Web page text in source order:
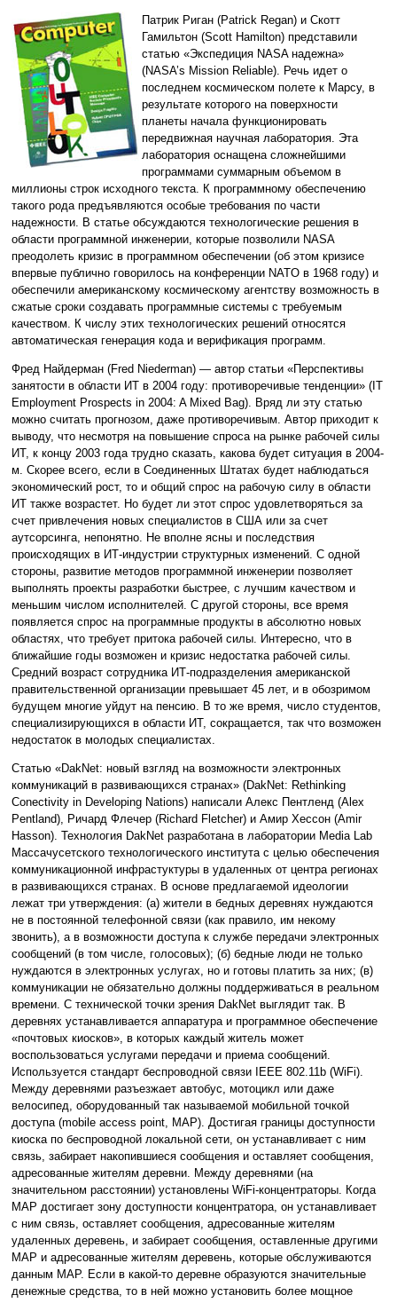
Патрик Риган (Patrick Regan) и Скотт
Гамильтон (Scott Hamilton) представили
статью «Экспедиция NASA надежна»
(NASA’s Mission Reliable). Речь идет о
последнем космическом полете к Марсу, в
результате которого на поверхности
планеты начала функционировать
передвижная научная лаборатория. Эта
лаборатория оснащена сложнейшими
программами суммарным объемом в
миллионы строк исходного текста. К программному обеспечению
такого рода предъявляются особые требования по части
надежности. В статье обсуждаются технологические решения в
области программной инженерии, которые позволили NASA
преодолеть кризис в программном обеспечении (об этом кризисе
впервые публично говорилось на конференции NATO в 1968 году) и
обеспечили американскому космическому агентству возможность в
сжатые сроки создавать программные системы с требуемым
качеством. К числу этих технологических решений относятся
автоматическая генерация кода и верификация программ.
Фред Найдерман (Fred Niederman) — автор статьи «Перспективы
занятости в области ИТ в 2004 году: противоречивые тенденции» (IT
Employment Prospects in 2004: A Mixed Bag). Вряд ли эту статью
можно считать прогнозом, даже противоречивым. Автор приходит к
выводу, что несмотря на повышение спроса на рынке рабочей силы
ИТ, к концу 2003 года трудно сказать, какова будет ситуация в 2004-
м. Скорее всего, если в Соединенных Штатах будет наблюдаться
экономический рост, то и общий спрос на рабочую силу в области
ИТ также возрастет. Но будет ли этот спрос удовлетворяться за
счет привлечения новых специалистов в США или за счет
аутсорсинга, непонятно. Не вполне ясны и последствия
происходящих в ИТ-индустрии структурных изменений. С одной
стороны, развитие методов программной инженерии позволяет
выполнять проекты разработки быстрее, с лучшим качеством и
меньшим числом исполнителей. С другой стороны, все время
появляется спрос на программные продукты в абсолютно новых
областях, что требует притока рабочей силы. Интересно, что в
ближайшие годы возможен и кризис недостатка рабочей силы.
Средний возраст сотрудника ИТ-подразделения американской
правительственной организации превышает 45 лет, и в обозримом
будущем многие уйдут на пенсию. В то же время, число студентов,
специализирующихся в области ИТ, сокращается, так что возможен
недостаток в молодых специалистах.
Статью «DakNet: новый взгляд на возможности электронных
коммуникаций в развивающихся странах» (DakNet: Rethinking
Conectivity in Developing Nations) написали Алекс Пентленд (Alex
Pentland), Ричард Флечер (Richard Fletcher) и Амир Хессон (Amir
Hasson). Технология DakNet разработана в лаборатории Media Lab
Массачусетского технологического института с целью обеспечения
коммуникационной инфрастуктуры в удаленных от центра регионах
в развивающихся странах. В основе предлагаемой идеологии
лежат три утверждения: (а) жители в бедных деревнях нуждаются
не в постоянной телефонной связи (как правило, им некому
звонить), а в возможности доступа к службе передачи электронных
сообщений (в том числе, голосовых); (б) бедные люди не только
нуждаются в электронных услугах, но и готовы платить за них; (в)
коммуникации не обязательно должны поддерживаться в реальном
времени. С технической точки зрения DakNet выглядит так. В
деревнях устанавливается аппаратура и программное обеспечение
«почтовых киосков», в которых каждый житель может
воспользоваться услугами передачи и приема сообщений.
Используется стандарт беспроводной связи IEEE 802.11b (WiFi).
Между деревнями разъезжает автобус, мотоцикл или даже
велосипед, оборудованный так называемой мобильной точкой
доступа (mobile access point, MAP). Достигая границы доступности
киоска по беспроводной локальной сети, он устанавливает с ним
связь, забирает накопившиеся сообщения и оставляет сообщения,
адресованные жителям деревни. Между деревнями (на
значительном расстоянии) установлены WiFi-концентраторы. Когда
MAP достигает зону доступности концентратора, он устанавливает
с ним связь, оставляет сообщения, адресованные жителям
удаленных деревень, и забирает сообщения, оставленные другими
MAP и адресованные жителям деревень, которые обслуживаются
данным MAP. Если в какой-то деревне образуются значительные
денежные средства, то в ней можно установить более мощное